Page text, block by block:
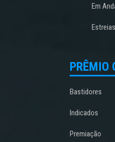
Em
Estreias
PRÊMIO
Bastidores
Indicados
Premiação